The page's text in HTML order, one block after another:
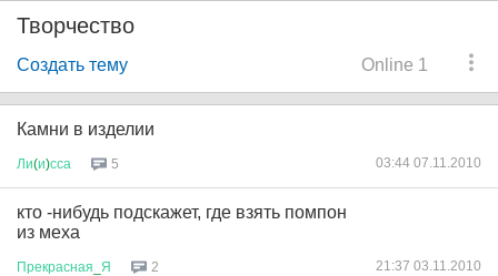
Творчество
Online 1
Создать тему
Камни в изделии
Ли(и)сса 5 03:44 07.11.2010
кто -нибудь подскажет, где взять помпон
из меха
Прекрасная Я 2 21:37 03.11.2010